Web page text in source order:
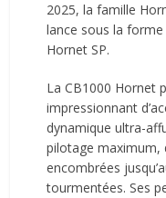
2025, la famille
lance sous la
Hornet SP.
La CB1000 Hornet
impressionnant
dynamique ultra-
pilotage maximum,
encombrées
tourmentées. Ses